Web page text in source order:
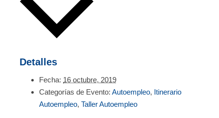
Detalles
Fecha: 16 octubre, 2019
Categorías de Evento: Autoempleo, Itinerario
Autoempleo, Taller Autoempleo